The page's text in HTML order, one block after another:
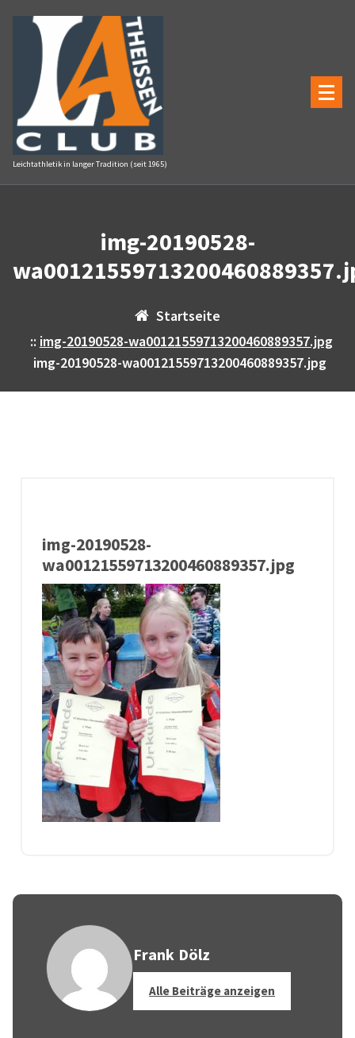
Inhalt
springen
Leichtathletik in langer Tradition (seit 1965)
img-20190528-
Startseite
:: img-20190528-wa00121559713200460889357.jpg
img-20190528-wa00121559713200460889357.jpg
img-20190528-
wa00121559713200460889357.jpg
Frank Dölz
Alle Beiträge anzeigen